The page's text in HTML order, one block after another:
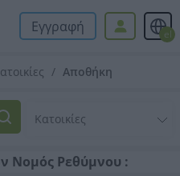
Εγγραφή el
Αποθήκη
Νομός Ρεθύμνου :